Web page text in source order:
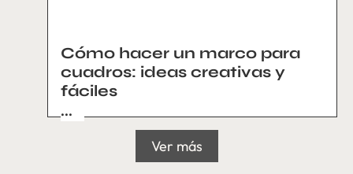
Cómo hacer un marco para
cuadros: ideas creativas y
fáciles
...
Ver más